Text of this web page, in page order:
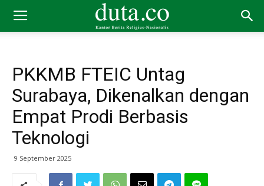
PKKMB FTEIC Untag
Surabaya, Dikenalkan dengan
Empat Prodi Berbasis
Teknologi
9 September 2025